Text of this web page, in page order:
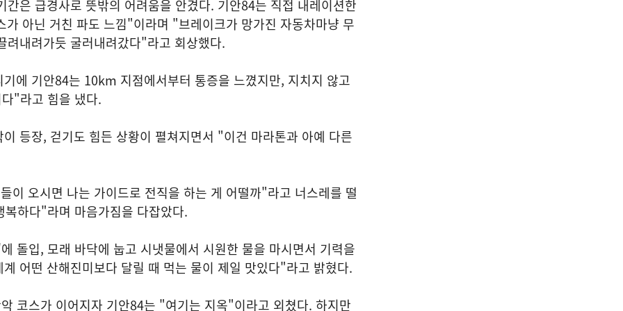
간은 급경사로 뜻밖의 어려움을 안겼다. 기안84는 직접 내레이션한
가 아닌 거친 파도 느낌"이라며 "브레이크가 망가진 자동차마냥 무
려내려가듯 굴러내려갔다"라고 회상했다.
에 기안84는 10km 지점에서부터 통증을 느꼈지만, 지치지 않고
"라고 힘을 냈다.
등장, 걷기도 힘든 상황이 펼쳐지면서 "이건 마라톤과 아예 다른
이 오시면 나는 가이드로 전직을 하는 게 어떨까"라고 너스레를 떨
하다"라며 마음가짐을 다잡았다.
돌입, 모래 바닥에 눕고 시냇물에서 시원한 물을 마시면서 기력을
어떤 산해진미보다 달릴 때 먹는 물이 제일 맛있다"라고 밝혔다.
코스가 이어지자 기안84는 "여기는 지옥"이라고 외쳤다. 하지만